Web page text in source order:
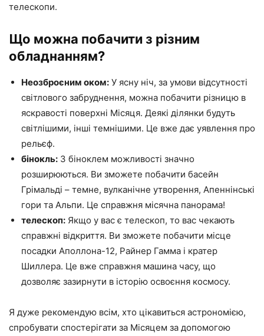
телескопи.
Що можна побачити з різним
обладнанням?
Неозброєним оком: У ясну ніч, за умови відсутності
світлового забруднення, можна побачити різницю в
яскравості поверхні Місяця. Деякі ділянки будуть
світлішими, інші темнішими. Це вже дає уявлення про
рельєф.
бінокль: З біноклем можливості значно
розширюються. Ви зможете побачити басейн
Грімальді – темне, вулканічне утворення, Апеннінські
гори та Альпи. Це справжня місячна панорама!
телескоп: Якщо у вас є телескоп, то вас чекають
справжні відкриття. Ви зможете побачити місце
посадки Аполлона-12, Райнер Гамма і кратер
Шиллера. Це вже справжня машина часу, що
дозволяє зазирнути в історію освоєння космосу.
Я дуже рекомендую всім, хто цікавиться астрономією,
спробувати спостерігати за Місяцем за допомогою